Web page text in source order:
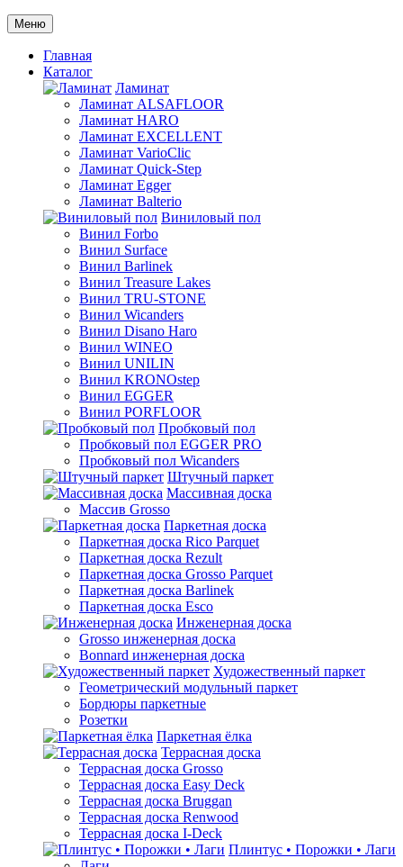
Меню
Главная
Каталог
Ламинат
Ламинат ALSAFLOOR
Ламинат HARO
Ламинат EXCELLENT
Ламинат VarioClic
Ламинат Quick-Step
Ламинат Egger
Ламинат Balterio
Виниловый пол
Винил Forbo
Винил Surface
Винил Barlinek
Винил Treasure Lakes
Винил TRU-STONE
Винил Wicanders
Винил Disano Haro
Винил WINEO
Винил UNILIN
Винил KRONOstep
Винил EGGER
Винил PORFLOOR
Пробковый пол
Пробковый пол EGGER PRO
Пробковый пол Wicanders
Штучный паркет
Массивная доска
Массив Grosso
Паркетная доска
Паркетная доска Rico Parquet
Паркетная доска Rezult
Паркетная доска Grosso Parquet
Паркетная доска Barlinek
Паркетная доска Esco
Инженерная доска
Grosso инженерная доска
Bonnard инженерная доска
Художественный паркет
Геометрический модульный паркет
Бордюры паркетные
Розетки
Паркетная ёлка
Террасная доска
Террасная доска Grosso
Террасная доска Easy Deck
Террасная доска Bruggan
Террасная доска Renwood
Террасная доска I-Deck
Плинтус • Порожки • Лаги